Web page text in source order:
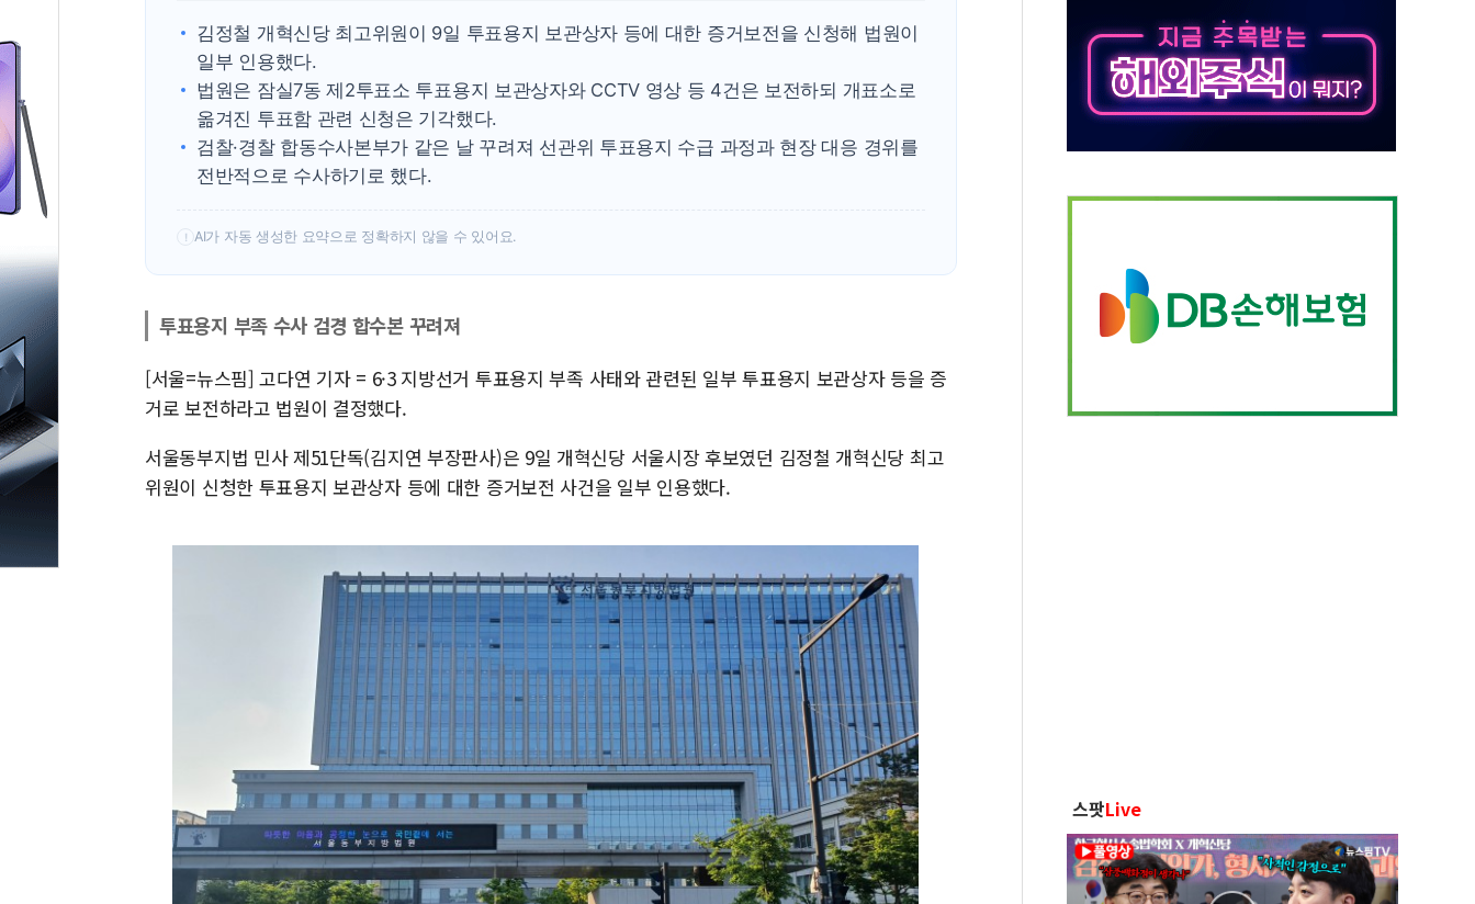
우크라 드론 전술, 중남미 콜롬비아에 새 안보 위기… 반군·마약카르텔이 습득해 전투 활용
동해해경, 독도 해상서 부유물 감긴 어선 구조
주한미군 "오산기지 누출, 백린 아닌 무해한 표면 부식 물질"
구미 폐염산처리업체서 불 2시간30여분만에 진화...외국인 노동자 숨져
김정철 개혁신당 최고위원이 9일 투표용지 보관상자 등에 대한 증거보전을 신청해 법원이
일부 인용했다.
법원은 잠실7동 제2투표소 투표용지 보관상자와 CCTV 영상 등 4건은 보전하되 개표소로
옮겨진 투표함 관련 신청은 기각했다.
검찰·경찰 합동수사본부가 같은 날 꾸려져 선관위 투표용지 수급 과정과 현장 대응 경위를
전반적으로 수사하기로 했다.
! AI가 자동 생성한 요약으로 정확하지 않을 수 있어요.
투표용지 부족 수사 검경 합수본 꾸려져
[서울=뉴스핌] 고다연 기자 = 6·3 지방선거 투표용지 부족 사태와 관련된 일부 투표용지 보관상자 등을 증
거로 보전하라고 법원이 결정했다.
서울동부지법 민사 제51단독(김지연 부장판사)은 9일 개혁신당 서울시장 후보였던 김정철 개혁신당 최고
위원이 신청한 투표용지 보관상자 등에 대한 증거보전 사건을 일부 인용했다.
스팟Live